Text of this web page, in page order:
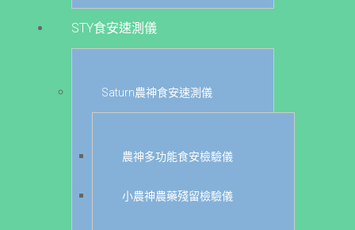
STY食安速測儀
Saturn農神食安速測儀
農神多功能食安檢驗儀
小農神農藥殘留檢驗儀